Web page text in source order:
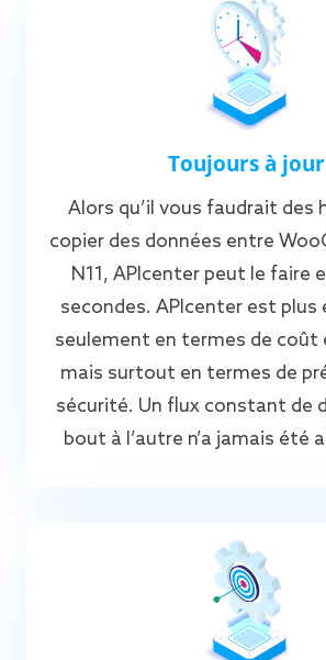
Toujours à jour
Alors qu’il vous faudrait des
copier des données entre
N11, APIcenter peut le faire
secondes. APIcenter est plus
seulement en termes de coût
mais surtout en termes de
sécurité. Un flux constant de
bout à l’autre n’a jamais été